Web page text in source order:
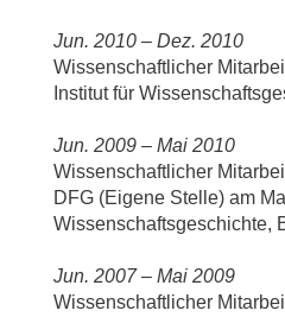
Jun. 2010 – Dez. 2010
Wissenschaftlicher
Institut für
Jun. 2009 – Mai 2010
Wissenschaftlicher
DFG (Eigene Stelle) am
Wissenschaftsgeschichte,
Jun. 2007 – Mai 2009
Wissenschaftlicher